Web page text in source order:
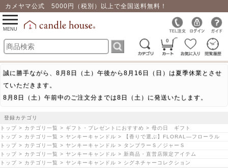
カメヤマ公式 5000円（税別）以上で全国送料無料！
0
toggle
navigation
MENU
誠に勝手ながら、8月8日（土）午後から8月16日（日）は夏季休業とさせ
ていただきます。
8月8日（土）午前中のご注文分までは8日（土）に発送いたします。
登録カテゴリ
トップ > カテゴリ一覧 > ギフト・プレゼントにおすすめ > 母の日 ギフト
トップ > カテゴリ一覧 > ヤンキーキャンドル > 【香りで選ぶ】FLORAL―フローラル
トップ > カテゴリ一覧 > ヤンキーキャンドル > タンブラーＳ／ジャーＳ
トップ > カテゴリ一覧 > ヤンキーキャンドル > 新商品・直営店限定アイテム
トップ > カテゴリ一覧 > ヤンキーキャンドル > シグネチャーコレクション